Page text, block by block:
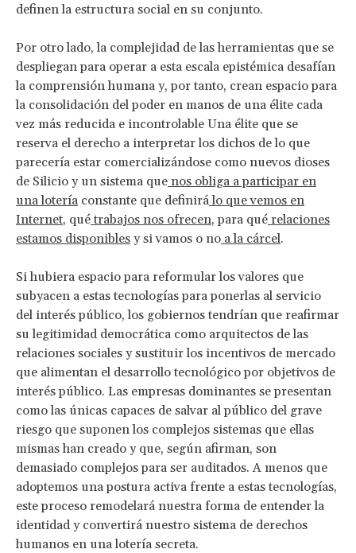
definen la estructura social en su conjunto.
Por otro lado, la complejidad de las herramientas que se
despliegan para operar a esta escala epistémica desafían
la comprensión humana y, por tanto, crean espacio para
la consolidación del poder en manos de una élite cada
vez más reducida e incontrolable Una élite que se
reserva el derecho a interpretar los dichos de lo que
parecería estar comercializándose como nuevos dioses
de Silicio y un sistema que nos obliga a participar en
una lotería constante que definirálo que vemos en
Internet, qué trabajos nos ofrecen, para qué relaciones
estamos disponibles y si vamos o no a la cárcel.
Si hubiera espacio para reformular los valores que
subyacen a estas tecnologías para ponerlas al servicio
del interés público, los gobiernos tendrían que reafirmar
su legitimidad democrática como arquitectos de las
relaciones sociales y sustituir los incentivos de mercado
que alimentan el desarrollo tecnológico por objetivos de
interés público. Las empresas dominantes se presentan
como las únicas capaces de salvar al público del grave
riesgo que suponen los complejos sistemas que ellas
mismas han creado y que, según afirman, son
demasiado complejos para ser auditados. A menos que
adoptemos una postura activa frente a estas tecnologías,
este proceso remodelará nuestra forma de entender la
identidad y convertirá nuestro sistema de derechos
humanos en una lotería secreta.